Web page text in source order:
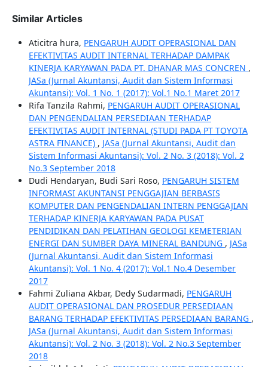
Similar Articles
Aticitra hura, PENGARUH AUDIT OPERASIONAL DAN
EFEKTIVITAS AUDIT INTERNAL TERHADAP DAMPAK
KINERJA KARYAWAN PADA PT. DHANAR MAS CONCREN ,
JASa (Jurnal Akuntansi, Audit dan Sistem Informasi
Akuntansi): Vol. 1 No. 1 (2017): Vol.1 No.1 Maret 2017
Rifa Tanzila Rahmi, PENGARUH AUDIT OPERASIONAL
DAN PENGENDALIAN PERSEDIAAN TERHADAP
EFEKTIVITAS AUDIT INTERNAL (STUDI PADA PT TOYOTA
ASTRA FINANCE) , JASa (Jurnal Akuntansi, Audit dan
Sistem Informasi Akuntansi): Vol. 2 No. 3 (2018): Vol. 2
No.3 September 2018
Dudi Hendaryan, Budi Sari Roso, PENGARUH SISTEM
INFORMASI AKUNTANSI PENGGAJIAN BERBASIS
KOMPUTER DAN PENGENDALIAN INTERN PENGGAJIAN
TERHADAP KINERJA KARYAWAN PADA PUSAT
PENDIDIKAN DAN PELATIHAN GEOLOGI KEMETERIAN
ENERGI DAN SUMBER DAYA MINERAL BANDUNG , JASa
(Jurnal Akuntansi, Audit dan Sistem Informasi
Akuntansi): Vol. 1 No. 4 (2017): Vol.1 No.4 Desember
2017
Fahmi Zuliana Akbar, Dedy Sudarmadi, PENGARUH
AUDIT OPERASIONAL DAN PROSEDUR PERSEDIAAN
BARANG TERHADAP EFEKTIVITAS PERSEDIAAN BARANG ,
JASa (Jurnal Akuntansi, Audit dan Sistem Informasi
Akuntansi): Vol. 2 No. 3 (2018): Vol. 2 No.3 September
2018